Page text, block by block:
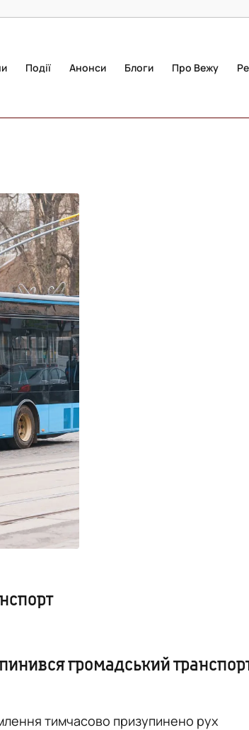
Події Анонси Блоги Про Вежу
громадський
тимчасово призупинено рух